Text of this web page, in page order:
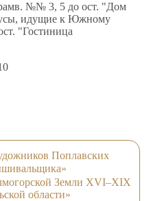
№№ 3, 5 до ост. "Дом
идущие к Южному
"Гостиница
Поплавских
Земли ХVI–ХIХ
области»